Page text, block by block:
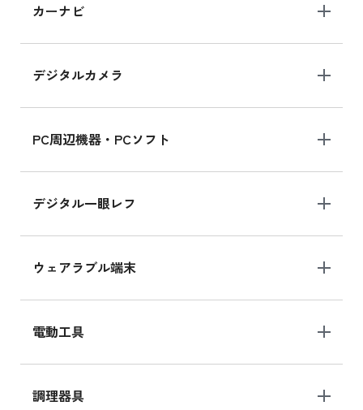
カーナビ
デジタルカメラ
PC周辺機器・PCソフト
デジタル一眼レフ
ウェアラブル端末
電動工具
調理器具
MK2K3J/Aの新品買取価格はこちら